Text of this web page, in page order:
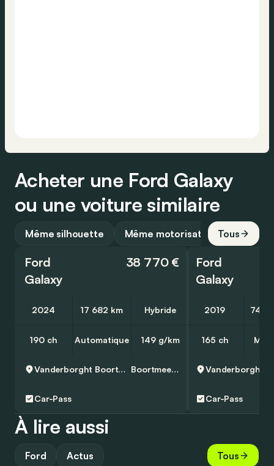
Acheter une Ford Galaxy
ou une voiture similaire
Même silhouette Même motorisation Tous
Ford
Galaxy
38 770 €
2024 17 682 km Hybride
190 ch Automatique 149 g/km
Vanderborght Boortmeerbeek Boortmeerbeek
Car-Pass
Ford
Galaxy
2019 74
165 ch
Car-Pass
À lire aussi
Ford Actus Tous